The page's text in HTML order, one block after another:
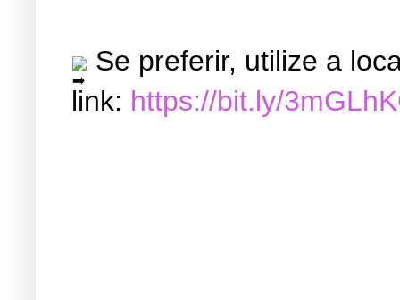
Se preferir, utilize a
link: https://bit.ly/